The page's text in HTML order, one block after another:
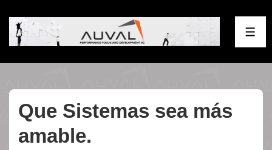
Saltar
Que Sistemas sea más
amable.